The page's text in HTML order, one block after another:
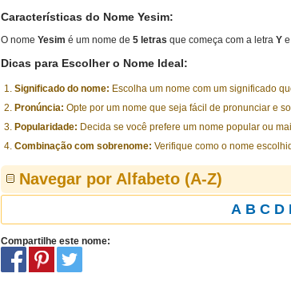
Características do Nome Yesim:
O nome Yesim é um nome de 5 letras que começa com a letra Y
Dicas para Escolher o Nome Ideal:
Significado do nome: Escolha um nome com um significado
Pronúncia: Opte por um nome que seja fácil de pronunciar e
Popularidade: Decida se você prefere um nome popular ou
Combinação com sobrenome: Verifique como o nome
Navegar por Alfabeto (A-Z)
A B C D
Compartilhe este nome: